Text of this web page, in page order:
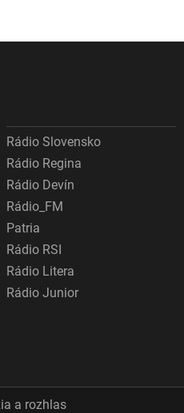
Rádio Slovensko
Rádio Regina
Rádio Devín
Rádio_FM
Patria
Rádio RSI
Rádio Litera
Rádio Junior
a rozhlas